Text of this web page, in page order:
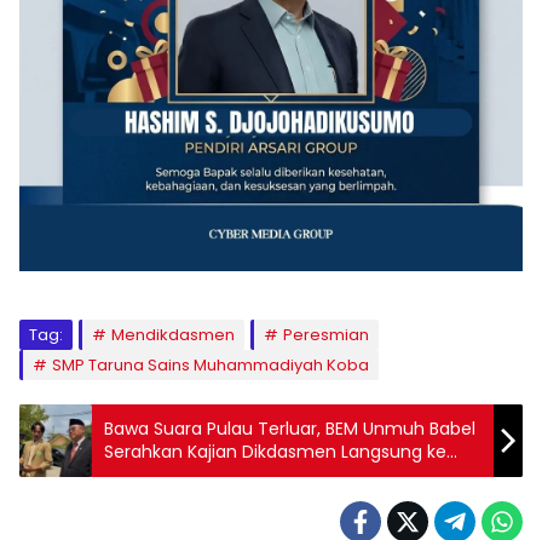
Tag: Mendikdasmen
Peresmian
SMP Taruna Sains Muhammadiyah Koba
‎Bawa Suara Pulau Terluar, BEM Unmuh Babel
Serahkan Kajian Dikdasmen Langsung ke
Menteri Abdul Mu’ti